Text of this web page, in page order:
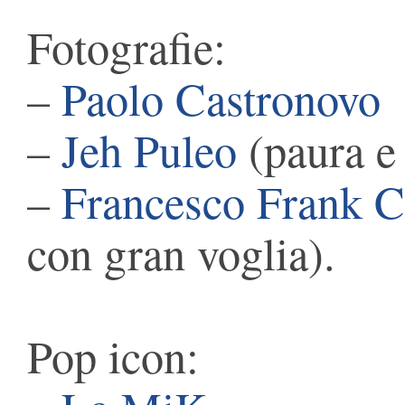
Fotografie:
–Paolo Castronovo
–Jeh Puleo (paura
–Francesco Frank
con gran voglia).
Pop icon: